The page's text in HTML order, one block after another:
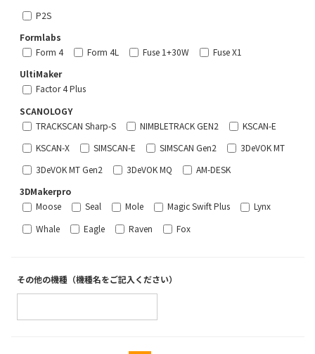
P2S
Formlabs
Form 4
Form 4L Fuse 1+30W
Fuse X1
UltiMaker
Factor 4 Plus
SCANOLOGY
TRACKSCAN Sharp-S
NIMBLETRACK GEN2
KSCAN-E
KSCAN-X
SIMSCAN-E SIMSCAN Gen2
3DeVOK MT
3DeVOK MT Gen2
3DeVOK MQ
AM-DESK
3DMakerpro
Moose
Seal Mole Magic Swift Plus
Lynx
Whale
Eagle Raven Fox
その他の機種（機種名をご記入ください）